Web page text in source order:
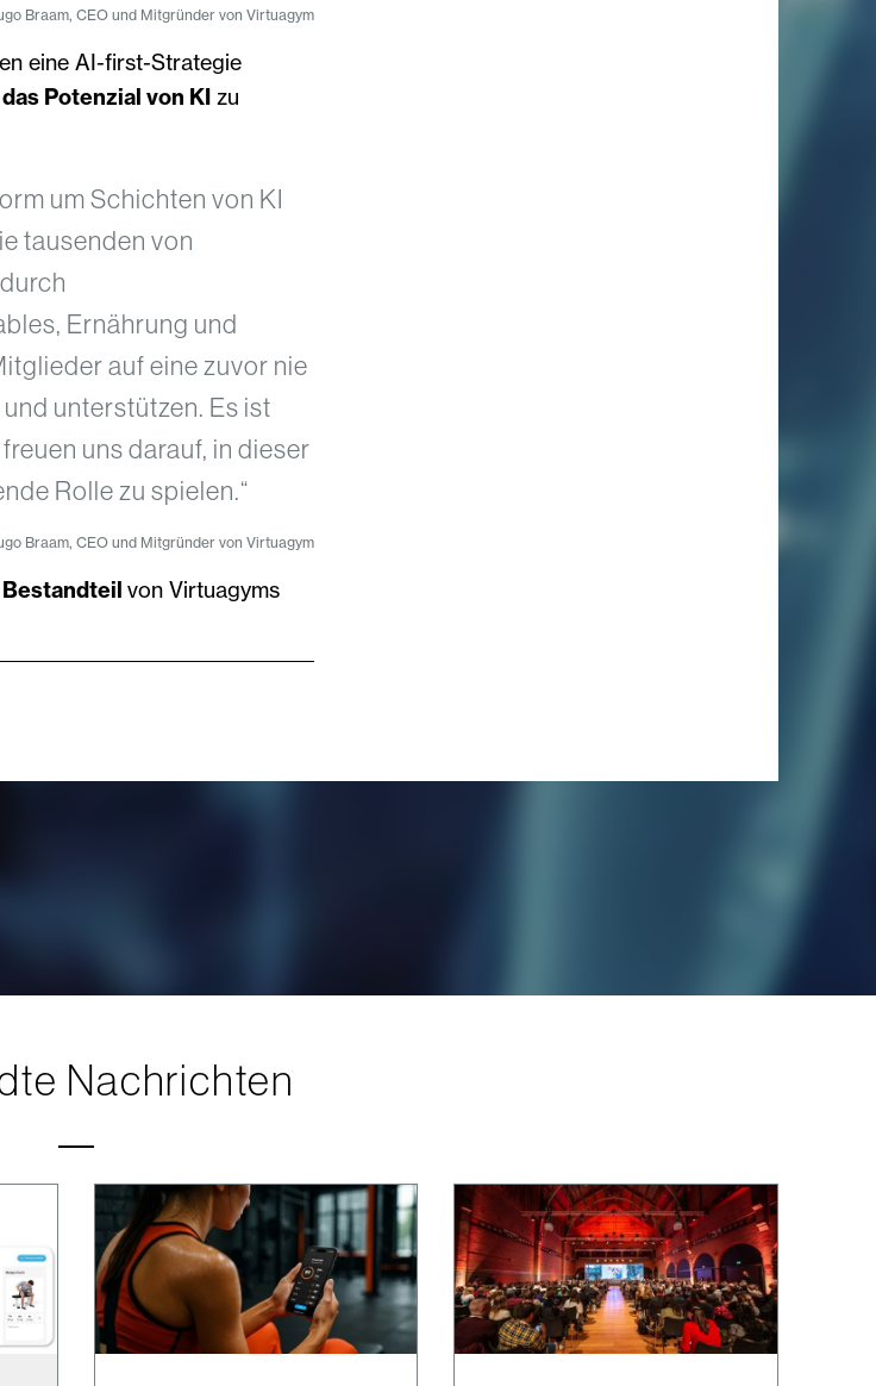
Braam, CEO und Mitgründer von Virtuagym
eine AI-first-Strategie
das Potenzial von KIzu
um Schichten von KI
tausenden von
Ernährung und
auf eine zuvor nie
unterstützen. Es ist
uns darauf, in dieser
Rolle zu spielen.“
Braam, CEO und Mitgründer von Virtuagym
von Virtuagyms
Nachrichten